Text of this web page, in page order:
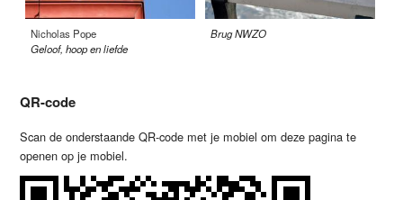
Nicholas Pope
Geloof, hoop en liefde
Brug NWZO
QR-code
Scan de onderstaande QR-code met je mobiel om deze pagina te
openen op je mobiel.